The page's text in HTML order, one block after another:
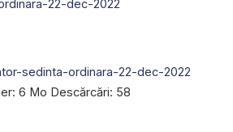
22-dec-2022
sedinta-ordinara-22-dec-2022
6 Mo Descărcări: 58